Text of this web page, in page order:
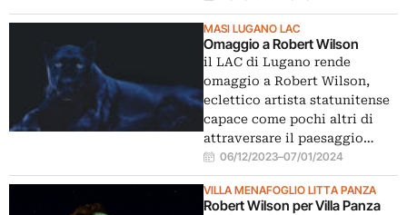
MASI LUGANO LAC
Omaggio a Robert Wilson
il LAC di Lugano rende
omaggio a Robert Wilson,
eclettico artista statunitense
capace come pochi altri di
attraversare il paesaggio…
06/12/2023–07/01/2024
VILLA MENAFOGLIO LITTA PANZA
Robert Wilson per Villa Panza